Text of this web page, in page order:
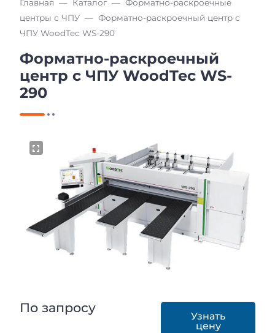
Главная Каталог
Форматно-раскроечные
центры с ЧПУ
Форматно-раскроечный центр с
ЧПУ WoodTec WS-290
Форматно-раскроечный
центр с ЧПУ WoodTec WS-
290
По запросу
Узнать
цену